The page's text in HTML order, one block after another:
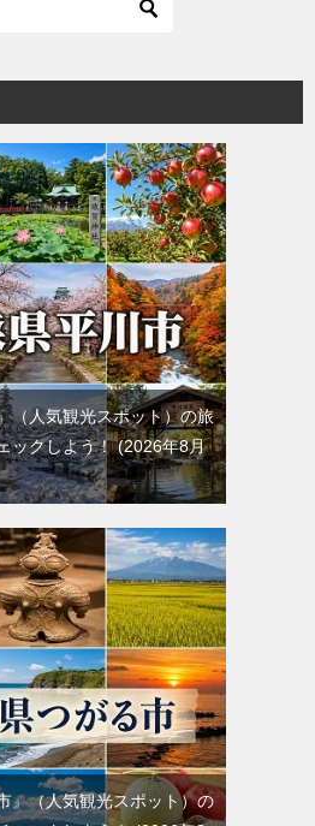
（人気観光スポット）の旅
ックしよう！ 2026年8月
』（人気観光スポット）の